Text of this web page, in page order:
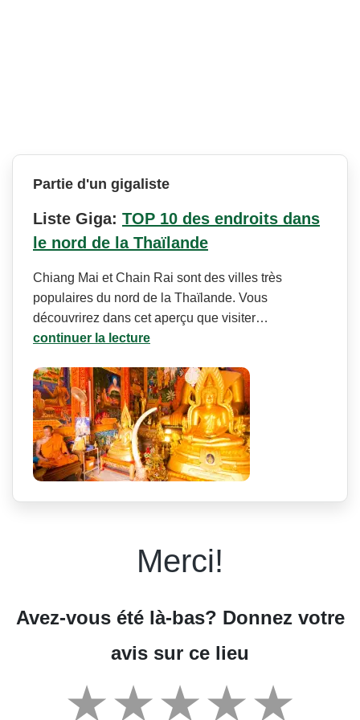
Partie d'un gigaliste
Liste Giga: TOP 10 des endroits dans
le nord de la Thaïlande
Chiang Mai et Chain Rai sont des villes très
populaires du nord de la Thaïlande. Vous
découvrirez dans cet aperçu que visiter…
continuer la lecture
Merci!
Avez-vous été là-bas? Donnez votre
avis sur ce lieu